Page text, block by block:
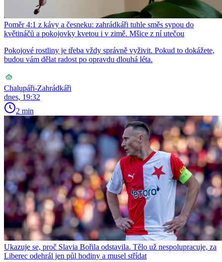
Poměr 4:1 z kávy a česneku: zahrádkáři tuhle směs sypou do
květináčů a pokojovky kvetou i v zimě. Mšice z ní utečou
Pokojové rostliny je třeba vždy správně vyživit. Pokud to dokážete,
budou vám dělat radost po opravdu dlouhá léta.
Chalupáři-Zahrádkáři
dnes, 19:32
2 min
Ukazuje se, proč Slavia Bořila odstavila. Tělo už nespolupracuje, za
Liberec odehrál jen půl hodiny a musel střídat